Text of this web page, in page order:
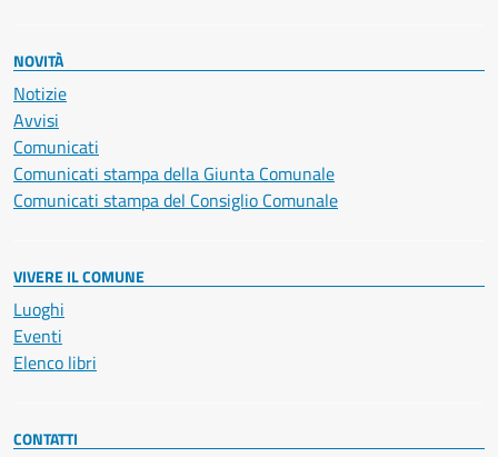
NOVITÀ
Notizie
Avvisi
Comunicati
Comunicati stampa della Giunta Comunale
Comunicati stampa del Consiglio Comunale
VIVERE IL COMUNE
Luoghi
Eventi
Elenco libri
CONTATTI